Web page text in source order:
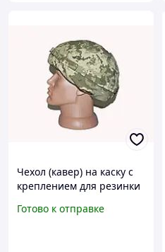
Чехол (кавер) на каску с
креплением для резинки
Пиксель ВСУ
Готово к отправке